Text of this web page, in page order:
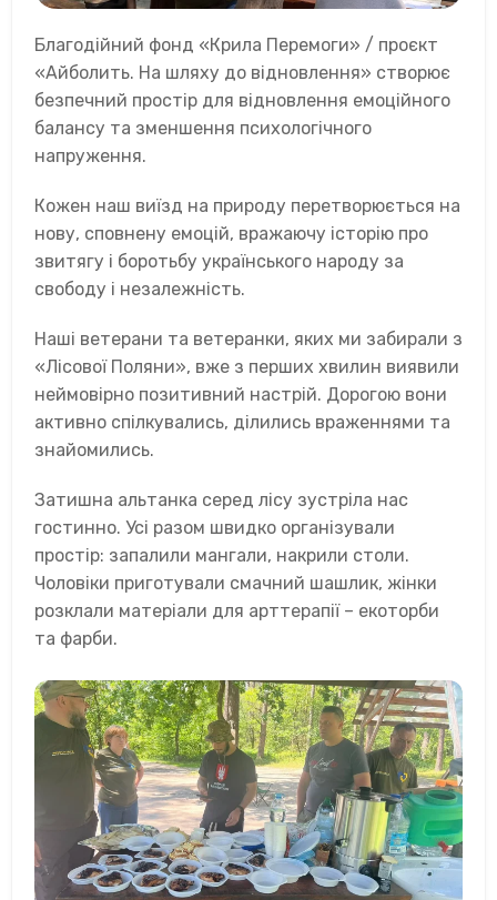
Благодійний фонд «Крила Перемоги» / проєкт
«Айболить. На шляху до відновлення» створює
безпечний простір для відновлення емоційного
балансу та зменшення психологічного
напруження.
Кожен наш виїзд на природу перетворюється на
нову, сповнену емоцій, вражаючу історію про
звитягу і боротьбу українського народу за
свободу і незалежність.
Наші ветерани та ветеранки, яких ми забирали з
«Лісової Поляни», вже з перших хвилин виявили
неймовірно позитивний настрій. Дорогою вони
активно спілкувались, ділились враженнями та
знайомились.
Затишна альтанка серед лісу зустріла нас
гостинно. Усі разом швидко організували
простір: запалили мангали, накрили столи.
Чоловіки приготували смачний шашлик, жінки
розклали матеріали для арттерапії – екоторби
та фарби.